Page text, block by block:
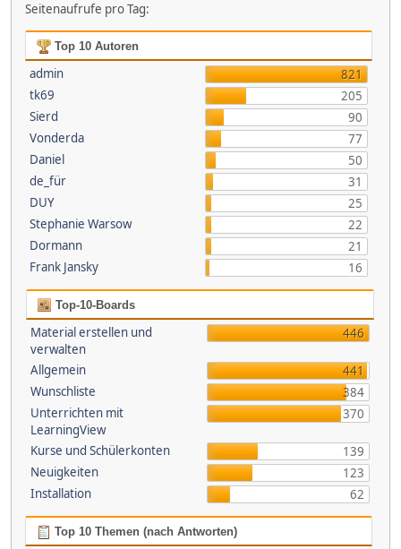
Seitenaufrufe pro Tag:
Top 10 Autoren
admin
821
tk69
205
Sierd
90
Vonderda
77
Daniel
50
de_für
31
DUY
25
Stephanie Warsow
22
Dormann
21
Frank Jansky
16
Top-10-Boards
Material erstellen und
verwalten
446
Allgemein
441
Wunschliste
384
Unterrichten mit
LearningView
370
Kurse und Schülerkonten
139
Neuigkeiten
123
Installation
62
Top 10 Themen (nach Antworten)